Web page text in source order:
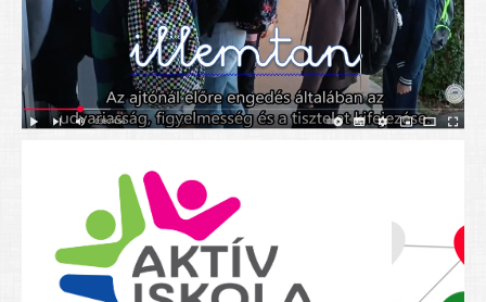
Étlap
eKréta
Diákigazolvány igénylése
Mindennapos testnevelés
Tartós tankönyvek
Nyolcadikosainknak
Kréta szülői segédlet
Felsős taneszközlista